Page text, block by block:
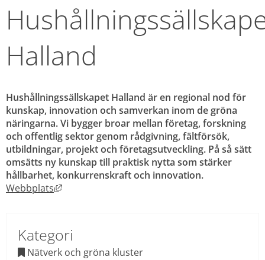
Halland
Hushållningssällskapet Halland är en regional nod för
kunskap, innovation och samverkan inom de gröna
näringarna. Vi bygger broar mellan företag, forskning
och offentlig sektor genom rådgivning, fältförsök,
utbildningar, projekt och företagsutveckling. På så sätt
omsätts ny kunskap till praktisk nytta som stärker
hållbarhet, konkurrenskraft och innovation.
Webbplats
Länk till annan webbplats, öppnas i nytt
Kategori
 Nätverk och gröna kluster